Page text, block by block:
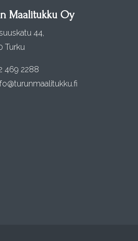
Maalitukku Oy
44,
Turku
469 2288